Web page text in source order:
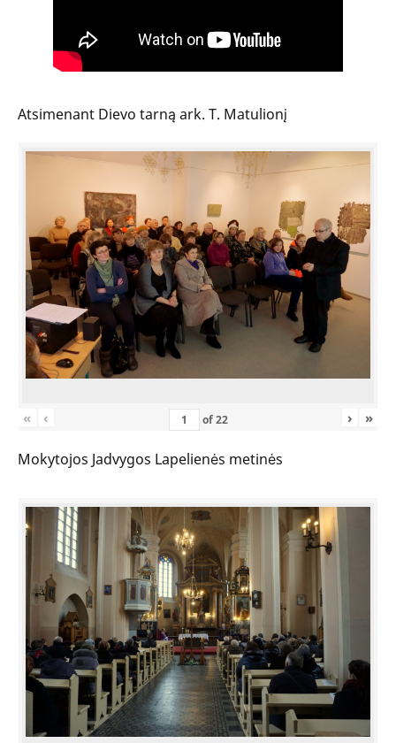
Atsimenant Dievo tarną ark. T. Matulionį
« ‹ of22 › »
Mokytojos Jadvygos Lapelienės metinės